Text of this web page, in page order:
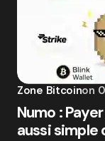
Zone Bitcoinon
Numo :
aussi simple